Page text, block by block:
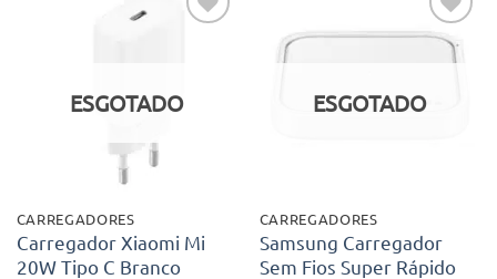
ESGOTADO
CARREGADORES
Carregador Xiaomi Mi
20W Tipo C Branco
Adicionar
aos meus
ESGOTADO
CARREGADORES
Samsung Carregador
Sem Fios Super Rápido